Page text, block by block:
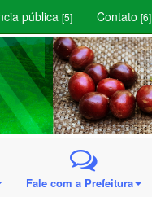
pública [5] Contato [6]
Fale com a Prefeitura